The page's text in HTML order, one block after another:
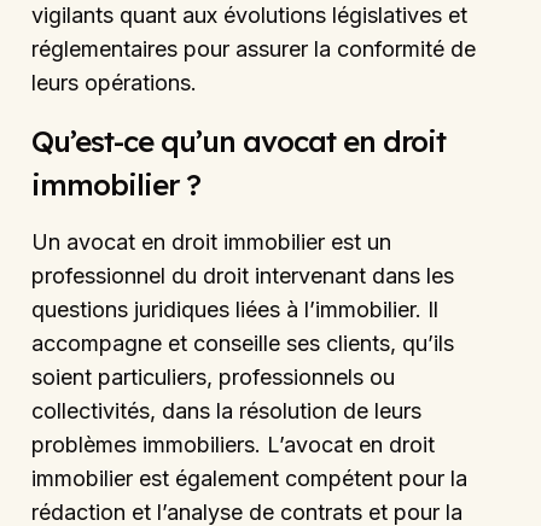
vigilants quant aux évolutions législatives et
réglementaires pour assurer la conformité de
leurs opérations.
Qu’est-ce qu’un avocat en droit
immobilier ?
Un avocat en droit immobilier est un
professionnel du droit intervenant dans les
questions juridiques liées à l’immobilier. Il
accompagne et conseille ses clients, qu’ils
soient particuliers, professionnels ou
collectivités, dans la résolution de leurs
problèmes immobiliers. L’avocat en droit
immobilier est également compétent pour la
rédaction et l’analyse de contrats et pour la